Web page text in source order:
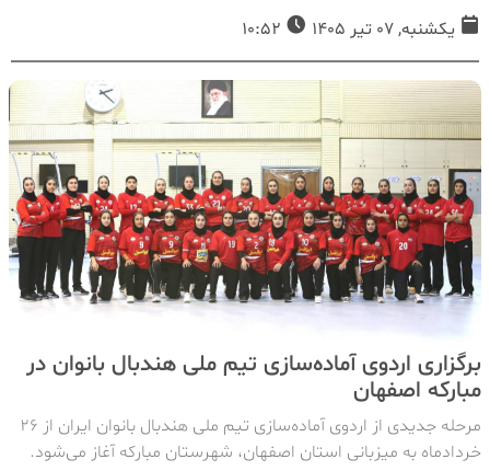
یکشنبه, 07 تیر 1405
برگزاری اردوی آماده‌سازی تیم ملی هندبال بانوان در
مبارکه اصفهان
مرحله جدیدی از اردوی آماده‌سازی تیم ملی هندبال بانوان ایران از ۲۶
خردادماه به میزبانی استان اصفهان، شهرستان مبارکه آغاز می‌شود.